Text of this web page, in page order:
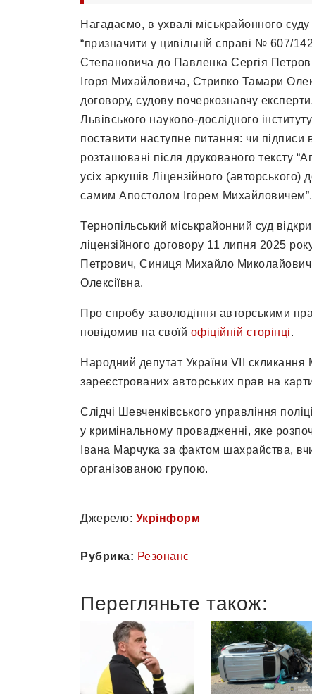
Нагадаємо, в ухвалі міськрайонного
“призначити у цивільній справі № 607/
Степановича до Павленка Сергія
Ігоря Михайловича, Стрипко Тамари
договору, судову почеркознавчу
Львівського науково-дослідного
поставити наступне питання: чи підписи
розташовані після друкованого тексту
усіх аркушів Ліцензійного
самим Апостолом Ігорем Михайловичем”.
Тернопільський міськрайонний суд
ліцензійного договору 11 липня 2025
Петрович, Синиця Михайло
Олексіївна.
Про спробу заволодіння авторськими
повідомив на своїй офіційній сторінці.
Народний депутат України VII
зареєстрованих авторських прав на
Слідчі Шевченківського управління
у кримінальному провадженні, яке
Івана Марчука за фактом шахрайства,
організованою групою.
Джерело: Укрінформ
Рубрика: Резонанс
Перегляньте також: